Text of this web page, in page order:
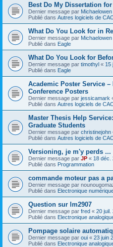
Best Do My Dissertation
Dernier message par Michaelowen
Publié dans Autres logiciels de
What Do You Look for in
Dernier message par Michaelowen
Publié dans Eagle
What Do You Look for
Dernier message par timothyl « 15
Publié dans Eagle
Academic Poster Service
Conference Posters
Dernier message par jessicamark
Publié dans Autres logiciels de
Master Thesis Help
Graduate Students
Dernier message par christinejohn
Publié dans Autres logiciels de
Versioning, je m'y perds ...
Dernier message par JP « 18 déc.
Publié dans Programmation
commande moteur pas a
Dernier message par
Publié dans Electronique
Question sur lm2907
Dernier message par fred « 20 juil.
Publié dans Electronique
Pompage solaire
Dernier message par oui « 23 juin
Publié dans Electronique